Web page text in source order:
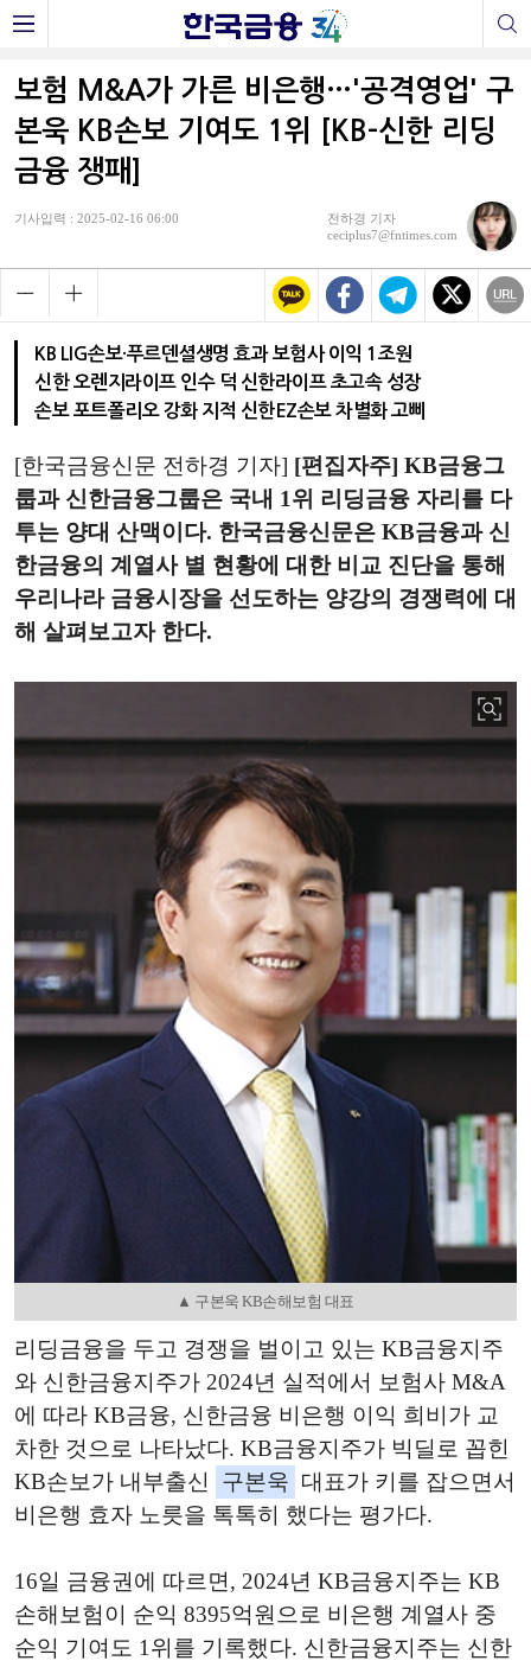
보험 M&A가 가른 비은행…'공격영업' 구
본욱 KB손보 기여도 1위 [KB-신한 리딩
금융 쟁패]
기사입력 : 2025-02-16 06:00
전하경 기자
ceciplus7@fntimes.com
KB LIG손보·푸르덴셜생명 효과 보험사 이익 1조원
신한 오렌지라이프 인수 덕 신한라이프 초고속 성장
손보 포트폴리오 강화 지적 신한EZ손보 차별화 고삐
[한국금융신문 전하경 기자] [편집자주] KB금융그
룹과 신한금융그룹은 국내 1위 리딩금융 자리를 다
투는 양대 산맥이다. 한국금융신문은 KB금융과 신
한금융의 계열사 별 현황에 대한 비교 진단을 통해
우리나라 금융시장을 선도하는 양강의 경쟁력에 대
해 살펴보고자 한다.
▲ 구본욱 KB손해보험 대표
리딩금융을 두고 경쟁을 벌이고 있는 KB금융지주
와 신한금융지주가 2024년 실적에서 보험사 M&A
에 따라 KB금융, 신한금융 비은행 이익 희비가 교
차한 것으로 나타났다. KB금융지주가 빅딜로 꼽힌
KB손보가 내부출신
구본욱 대표가 키를 잡으면서
비은행 효자 노릇을 톡톡히 했다는 평가다.
16일 금융권에 따르면, 2024년 KB금융지주는 KB
손해보험이 순익 8395억원으로 비은행 계열사 중
순익 기여도 1위를 기록했다. 신한금융지주는 신한